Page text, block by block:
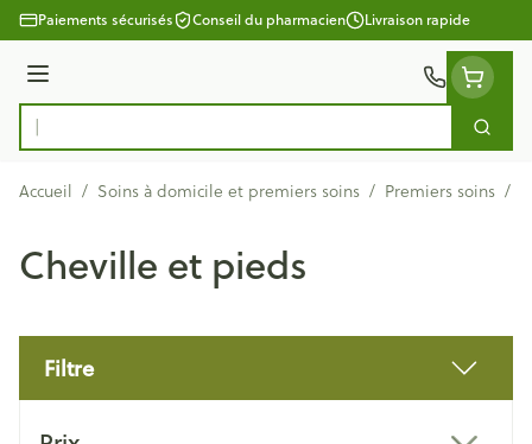
Aller au contenu
Paiements sécurisés Conseil du pharmacien Livraison rapide
Menu
Rechercher
Accueil / Soins à domicile et premiers soins / Premiers soins /
Cheville et pieds
Filtre